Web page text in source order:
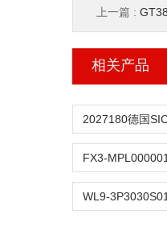
上一篇 :
相关产品